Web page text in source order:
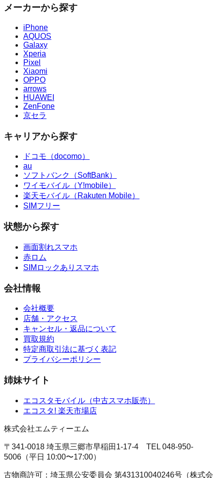
メーカーから探す
iPhone
AQUOS
Galaxy
Xperia
Pixel
Xiaomi
OPPO
arrows
HUAWEI
ZenFone
京セラ
キャリアから探す
ドコモ（docomo）
au
ソフトバンク（SoftBank）
ワイモバイル（Y!mobile）
楽天モバイル（Rakuten Mobile）
SIMフリー
状態から探す
画面割れスマホ
赤ロム
SIMロックありスマホ
会社情報
会社概要
店舗・アクセス
キャンセル・返品について
買取規約
特定商取引法に基づく表記
プライバシーポリシー
姉妹サイト
エコスタモバイル （中古スマホ販売）
エコスタ! 楽天市場店
株式会社エムティーエム
〒341-0018 埼玉県三郷市早稲田1-17-4 TEL 048-950-
5006 （平日 10:00〜17:00）
古物商許可： 埼玉県公安委員会 第431310040246号 （株式会